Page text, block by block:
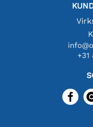
+31